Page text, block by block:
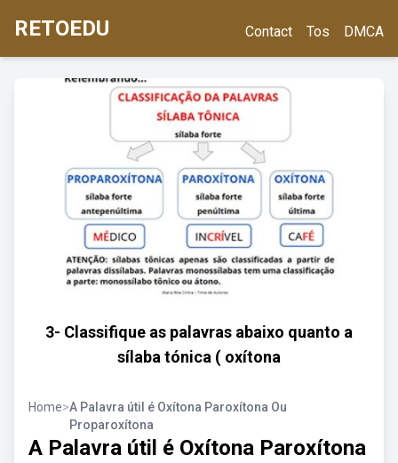
RETOEDU Contact Tos DMCA
3- Classifique as palavras abaixo quanto a
sílaba tónica ( oxítona
Home>A Palavra útil é Oxítona Paroxítona Ou
Proparoxítona
A Palavra útil é Oxítona Paroxítona